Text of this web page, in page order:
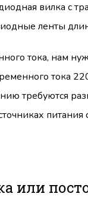
вилка с
ленты
тока, нам
тока
требуются
или